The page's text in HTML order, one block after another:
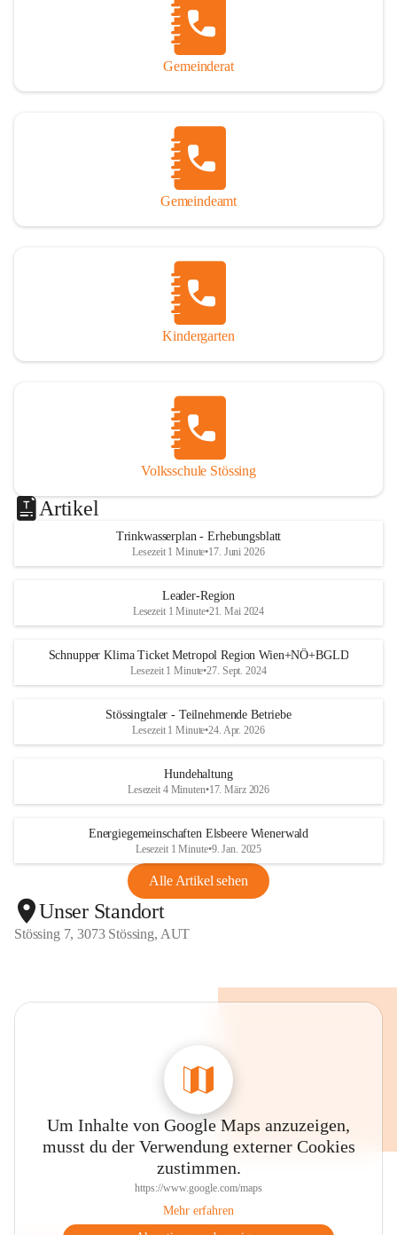
Gemeinderat
Gemeindeamt
Kindergarten
Volksschule Stössing
Artikel
Trinkwasserplan - Erhebungsblatt
Lesezeit 1 Minute•17. Juni 2026
Leader-Region
Lesezeit 1 Minute•21. Mai 2024
Schnupper Klima Ticket Metropol Region Wien+NÖ+BGLD
Lesezeit 1 Minute•27. Sept. 2024
Stössingtaler - Teilnehmende Betriebe
Lesezeit 1 Minute•24. Apr. 2026
Hundehaltung
Lesezeit 4 Minuten•17. März 2026
Energiegemeinschaften Elsbeere Wienerwald
Lesezeit 1 Minute•9. Jan. 2025
Alle Artikel sehen
Unser Standort
Stössing 7, 3073 Stössing, AUT
Um Inhalte von Google Maps anzuzeigen,
musst du der Verwendung externer Cookies
zustimmen.
https://www.google.com/maps
Mehr erfahren